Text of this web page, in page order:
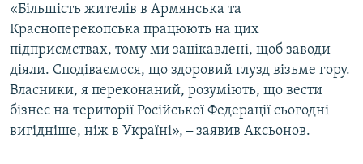
«Більшість жителів в Армянська та
Красноперекопська працюють на цих
підприємствах, тому ми зацікавлені, щоб заводи
діяли. Сподіваємося, що здоровий глузд візьме гору.
Власники, я переконаний, розуміють, що вести
бізнес на території Російської Федерації сьогодні
вигідніше, ніж в Україні», –заявив Аксьонов.